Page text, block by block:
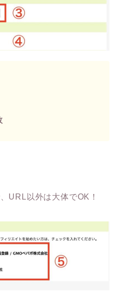
URL以外は大体でOK！